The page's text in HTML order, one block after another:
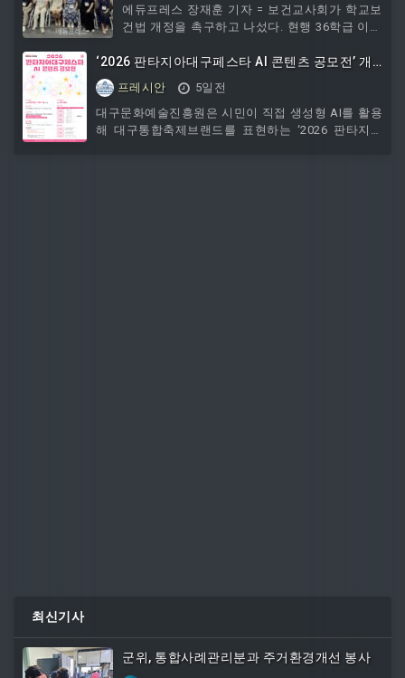
었고, 당기순이익은 50억원으로 전년 동기 대비
흑자 전환했다. 2분기부터 원체인 2.0 업그레이
운영에 참여하면서 플랫폼 매출이 큰 폭으로 증
에듀프레스 장재훈 기자 = 보건교사회가 학교보
건법 개정을 촉구하고 나섰다. 현행 36학급 이상
수 800명 이상으로
‘2026 판타지아대구페스타 AI 콘텐츠 공모전’ 개
최
프레시안
5일전
대구문화예술진흥원은 시민이 직접 생성형 AI를 활용
해 대구통합축제브랜드를 표현하는 ‘2026 판타지아
최신기사
군위, 통합사례관리분과 주거환경개선 봉사